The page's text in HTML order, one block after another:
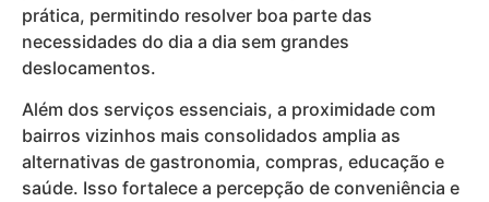
prática, permitindo resolver boa parte das
necessidades do dia a dia sem grandes
deslocamentos.
Além dos serviços essenciais, a proximidade com
bairros vizinhos mais consolidados amplia as
alternativas de gastronomia, compras, educação e
saúde. Isso fortalece a percepção de conveniência e